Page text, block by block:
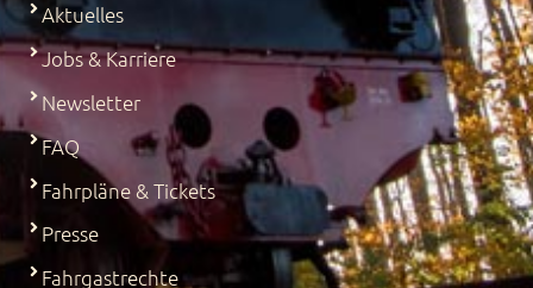
Aktuelles
Jobs & Karriere
Newsletter
FAQ
Fahrpläne & Tickets
Presse
Fahrgastrechte